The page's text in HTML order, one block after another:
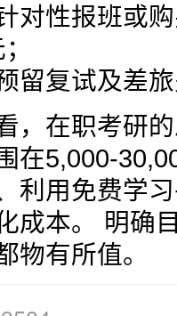
对性报班或
留复试及差
，在职考研
在5,000-
利用免费学
成本。 明确
物有所值。